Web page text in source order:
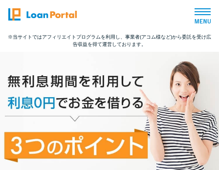
トップページ
おすすめコンテンツ
総合人気ランキング
とにかくすぐ借りたい方向け
バレずに借りたい方向け
※当サイトではアフィリエイトプログラムを利用し、事業者(アコム様など)から委託を受け広
告収益を得て運営しております。